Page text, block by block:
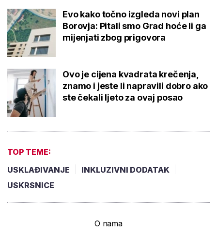
Evo kako točno izgleda novi plan
Borovja: Pitali smo Grad hoće li ga
mijenjati zbog prigovora
Ovo je cijena kvadrata krečenja,
znamo i jeste li napravili dobro ako
ste čekali ljeto za ovaj posao
TOP TEME:
USKLAĐIVANJE
INKLUZIVNI DODATAK
USKRSNICE
O nama